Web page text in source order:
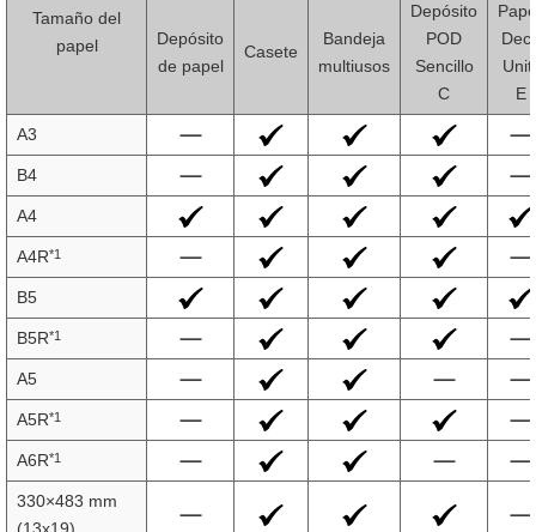
Tamaño del
papel
Depósito
de papel
Casete
Bandeja
multiusos
Depósito
POD
Sencillo
C
E
A3
B4
A4
A4R*1
B5
B5R*1
A5
A5R*1
A6R*1
330×483 mm